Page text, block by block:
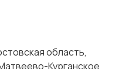
область,
Курганское